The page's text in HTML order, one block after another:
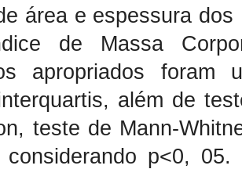
área e espessura
de Massa
apropriados foram
além de
teste de Mann-
p<0,